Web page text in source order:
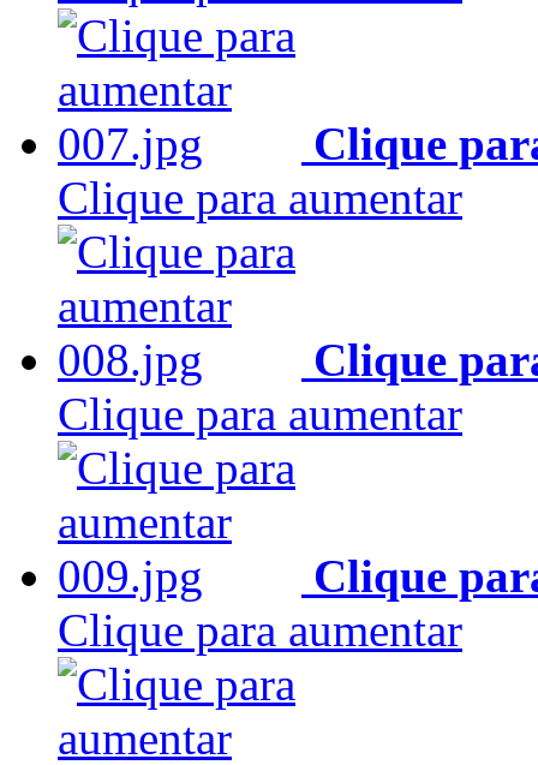
Clique
Clique para aumentar
Clique
Clique para aumentar
Clique
Clique para aumentar